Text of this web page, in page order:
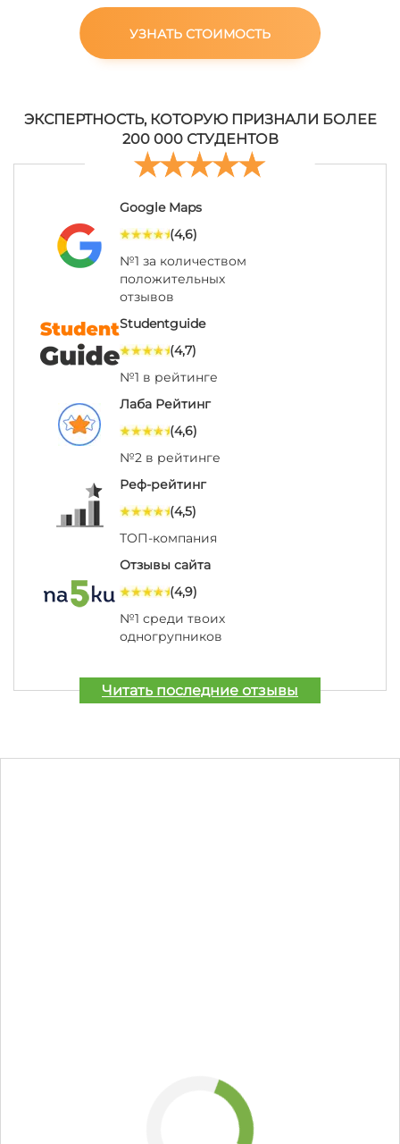
УЗНАТЬ СТОИМОСТЬ
ЭКСПЕРТНОСТЬ, КОТОРУЮ ПРИЗНАЛИ БОЛЕЕ
200 000 СТУДЕНТОВ
Google Maps
(4,6)
№1 за количеством
положительных
отзывов
Studentguide
(4,7)
№1 в рейтинге
Лаба Рейтинг
(4,6)
№2 в рейтинге
Реф-рейтинг
(4,5)
ТОП-компания
Отзывы сайта
(4,9)
№1 среди твоих
одногрупников
Читать последние отзывы